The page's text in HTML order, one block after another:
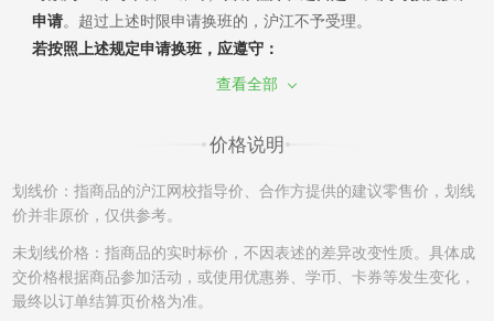
申请。超过上述时限申请换班的，沪江不予受理。
若按照上述规定申请换班，应遵守：
（1）换班需经过学员申请和沪江审批，换班差价需遵循现行售后
录，可申请换班至该课程的其他班级，差价不退不补。
（2）如产生课程换班，开通课程时使用消耗的学习卡/优惠券将
不能再次使用，亦不能在置换的班级中进行抵扣课程费用。
（3）开通的课程只有一次换班机会，已申请并成功更换的课程不
再接受换班申请。另外，成功换班后的课程，不再享有申请退班
的权利。例如A课程-->B课程，B课程不能再次申请更换和退班。
查看全部
价格说明
划线价：指商品的沪江网校指导价、合作方提供的建议零售价，划线
价并非原价，仅供参考。
未划线价格：指商品的实时标价，不因表述的差异改变性质。具体成
交价格根据商品参加活动，或使用优惠券、学币、卡券等发生变化，
最终以订单结算页价格为准。